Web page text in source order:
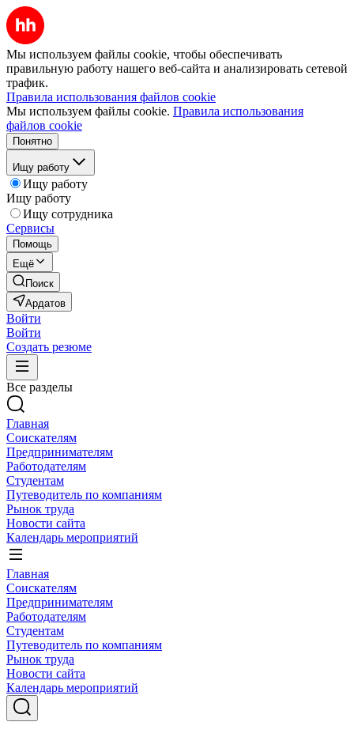
Мы используем файлы cookie, чтобы обеспечивать
правильную работу нашего веб-сайта и анализировать сетевой
трафик.
Правила использования файлов cookie
Мы используем файлы cookie. Правила использования
файлов cookie
Понятно
Ищу работу
Ищу работу
Ищу работу
Ищу сотрудника
Сервисы
Помощь
Ещё
Поиск
Ардатов
Войти
Войти
Создать резюме
Все разделы
Главная
Соискателям
Предпринимателям
Работодателям
Студентам
Путеводитель по компаниям
Рынок труда
Новости сайта
Календарь мероприятий
Главная
Соискателям
Предпринимателям
Работодателям
Студентам
Путеводитель по компаниям
Рынок труда
Новости сайта
Календарь мероприятий